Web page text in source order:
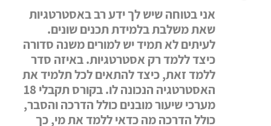
אני בטוחה שיש לך ידע רב באסטרטגיות
שאת משלבת בלמידת תכנים שונים.
לעיתים לא תמיד יש למורים משנה סדורה
כיצד ללמד רק אסטרטגיות. באיזה סדר
ללמד זאת, כיצד להתאים לכל תלמיד את
האסטרטגיה הנכונה לו. בקורס תקבלי 18
מערכי שיעור מובנים כולל הדרכה והסבר,
כולל הדרכה מה כדאי ללמד את מי, כך